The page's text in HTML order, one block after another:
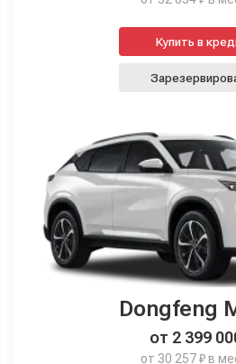
Купить в
Dongfeng
от 2 399
от 30 257 ₽ в